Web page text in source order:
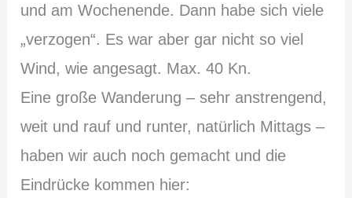
und am Wochenende. Dann habe sich viele
„verzogen“. Es war aber gar nicht so viel
Wind, wie angesagt. Max. 40 Kn.
Eine große Wanderung – sehr anstrengend,
weit und rauf und runter, natürlich Mittags –
haben wir auch noch gemacht und die
Eindrücke kommen hier: